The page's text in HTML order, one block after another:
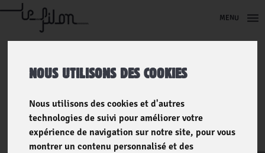
NOUS UTILISONS DES COOKIES
Nous utilisons des cookies et d'autres
technologies de suivi pour améliorer votre
expérience de navigation sur notre site, pour vous
montrer un contenu personnalisé et des
MENU